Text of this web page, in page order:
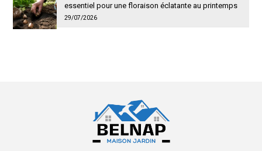
essentiel pour une floraison éclatante au printemps
29/07/2026